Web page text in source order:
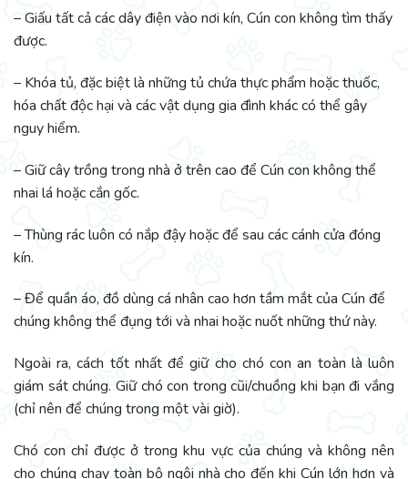
– Giấu tất cả các dây điện vào nơi kín, Cún con không tìm thấy
được.
– Khóa tủ, đặc biệt là những tủ chứa thực phẩm hoặc thuốc,
hóa chất độc hại và các vật dụng gia đình khác có thể gây
nguy hiểm.
– Giữ cây trồng trong nhà ở trên cao để Cún con không thể
nhai lá hoặc cắn gốc.
– Thùng rác luôn có nắp đậy hoặc để sau các cánh cửa đóng
kín.
– Để quần áo, đồ dùng cá nhân cao hơn tầm mắt của Cún để
chúng không thể đụng tới và nhai hoặc nuốt những thứ này.
Ngoài ra, cách tốt nhất để giữ cho chó con an toàn là luôn
giám sát chúng. Giữ chó con trong cũi/chuồng khi bạn đi vắng
(chỉ nên để chúng trong một vài giờ).
Chó con chỉ được ở trong khu vực của chúng và không nên
cho chúng chạy toàn bộ ngôi nhà cho đến khi Cún lớn hơn và